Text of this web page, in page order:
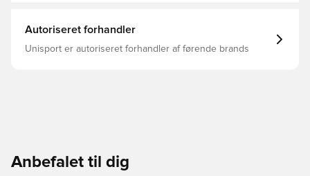
Autoriseret forhandler
Unisport er autoriseret forhandler af førende brands
Anbefalet til dig